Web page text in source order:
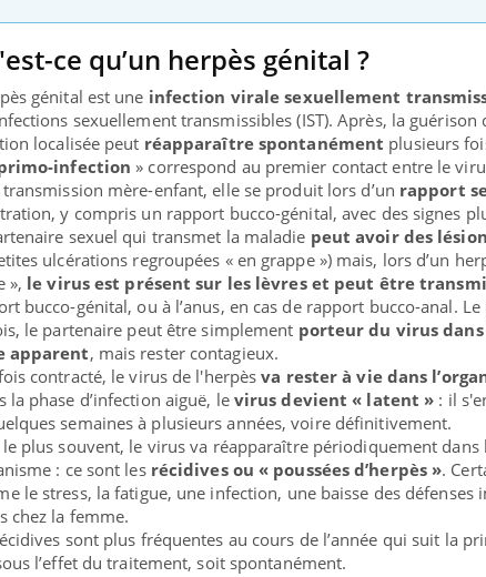
ce qu’un herpès génital ?
génital est une infection virale sexuellement
sexuellement transmissibles (IST). Après, la
localisée peut réapparaître spontanément plusieurs
infection» correspond au premier contact entre le
transmission mère-enfant, elle se produit lors d’un rapport
y compris un rapport bucco-génital, avec des signes
sexuel qui transmet la maladie peut avoir des
ulcérations regroupées « en grappe ») mais, lors d’un
», le virus est présent sur les lèvres et peut être
bucco-génital, ou à l’anus, en cas de rapport bucco-anal.
le partenaire peut être simplement porteur du virus dans
apparent, mais rester contagieux.
contracté, le virus de l'herpèsva rester à vie dans
la phase d’infection aiguë, le virus devient « latent » : il
semaines à plusieurs années, voire définitivement.
plus souvent, le virus va réapparaître périodiquement dans
: ce sont les récidives ou « poussées d’herpès ».
le stress, la fatigue, une infection, une baisse des
chez la femme.
sont plus fréquentes au cours de l’année qui suit la
l’effet du traitement, soit spontanément.
: et si on
diabète de type 2
chez les
les soignants.
Youtube
Eczéma Chronique des Mains : se
préparer pour l’été !Youtube
rythme de vie ! Vacances, plage, piscine,
soleil, activités en plein air… Nos mains sont